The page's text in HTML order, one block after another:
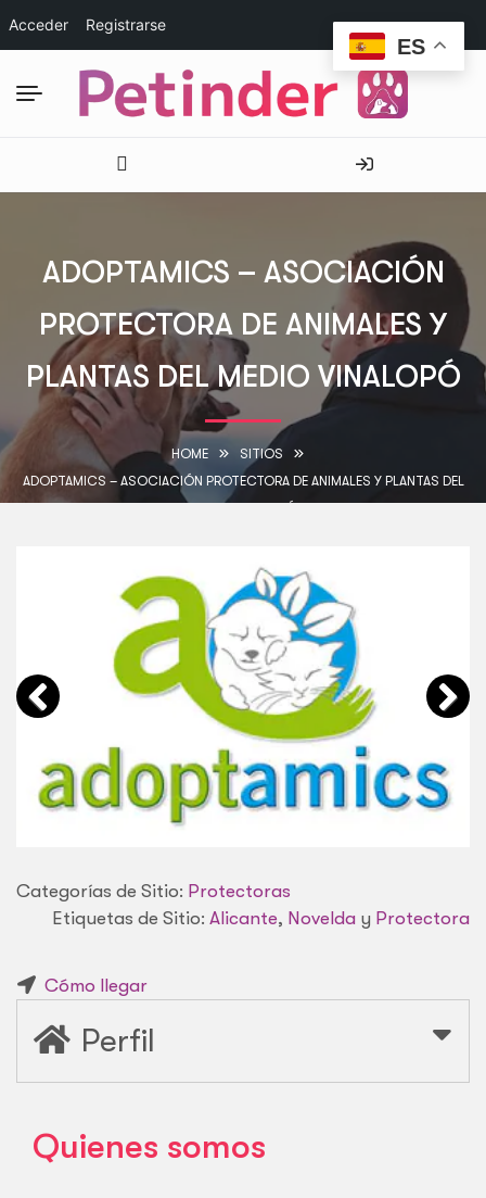
Acceder Registrarse
ADOPTAMICS – ASOCIACIÓN
PROTECTORA DE ANIMALES Y
PLANTAS DEL MEDIO VINALOPÓ
HOME
SITIOS
ADOPTAMICS – ASOCIACIÓN PROTECTORA DE ANIMALES Y PLANTAS DEL
Categorías de Sitio: Protectoras
Etiquetas de Sitio: Alicante, Novelda y Protectora
Cómo llegar
Perfil
Quienes somos
ES